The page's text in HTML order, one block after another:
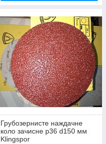
Грубозернисте наждачне
коло зачисне р36 d150 мм
Klingspor